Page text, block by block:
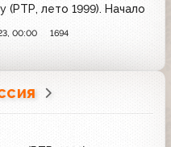
(РТР, лето 1999). Начало
00:00 1694